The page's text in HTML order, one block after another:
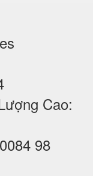
Cao:
98